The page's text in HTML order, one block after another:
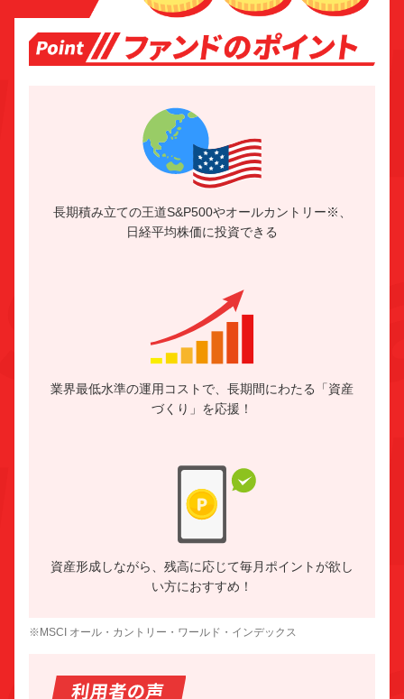
長期積み立ての王道S&P500やオールカントリー※、
日経平均株価に投資できる
業界最低水準の運用コストで、長期間にわたる「資産
づくり」を応援！
資産形成しながら、残高に応じて毎月ポイントが欲し
い方におすすめ！
※MSCI オール・カントリー・ワールド・インデックス